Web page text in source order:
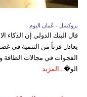
بروكسل - عُمان اليوم
قال البنك الدولي إن الذكاء
يعادل قرناً من التنمية في
الفجوات في مجالات الطاقة
الو�...
المزيد